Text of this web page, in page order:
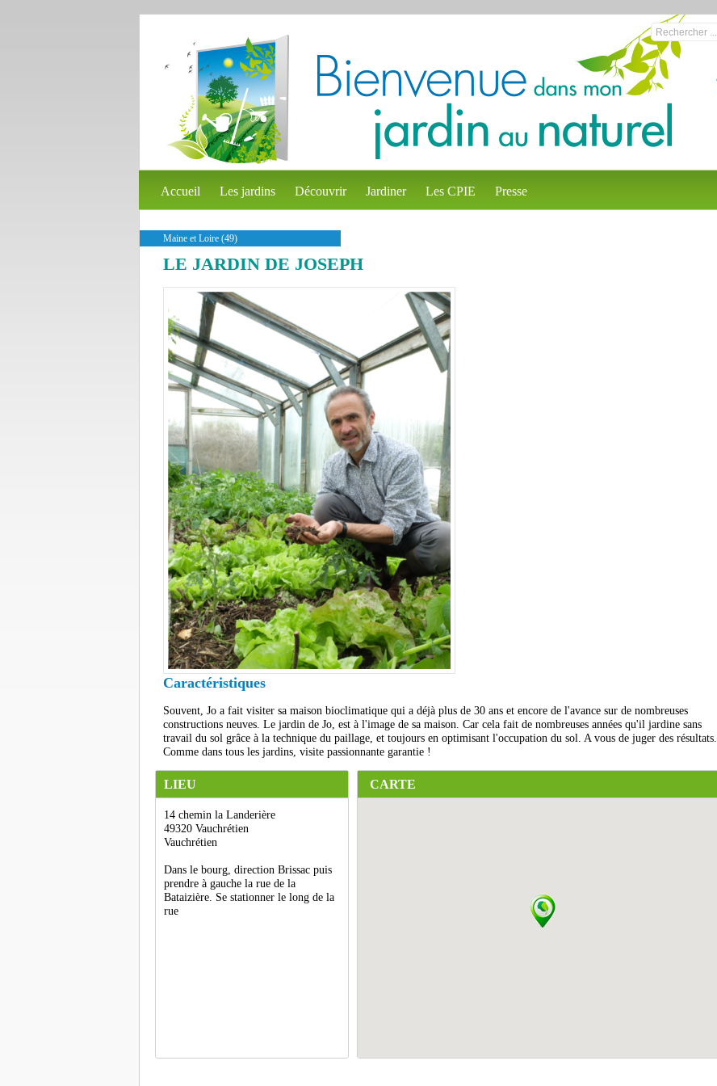
Accueil Les jardins Découvrir Jardiner Les CPIE Presse
Maine et Loire (49)
LE JARDIN DE JOSEPH
Caractéristiques
Souvent, Jo a fait visiter sa maison bioclimatique qui a déjà plus de 30 ans et encore de l'avance sur de nombreuses
constructions neuves. Le jardin de Jo, est à l'image de sa maison. Car cela fait de nombreuses années qu'il jardine sans
travail du sol grâce à la technique du paillage, et toujours en optimisant l'occupation du sol. A vous de juger des résultats.
Comme dans tous les jardins, visite passionnante garantie !
LIEU
14 chemin la Landerière
49320 Vauchrétien
Vauchrétien
Dans le bourg, direction Brissac puis
prendre à gauche la rue de la
Bataizière. Se stationner le long de la
rue
CARTE